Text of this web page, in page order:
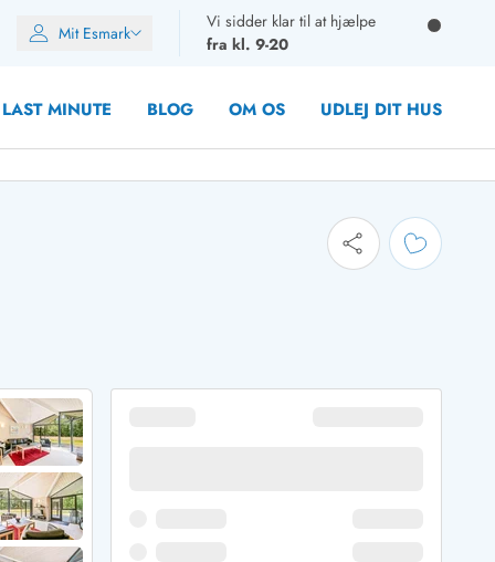
Mit Esmark
Vi sidder klar til at hjælpe
fra kl. 9-20
LAST MINUTE BLOG OM OS UDLEJ DIT HUS